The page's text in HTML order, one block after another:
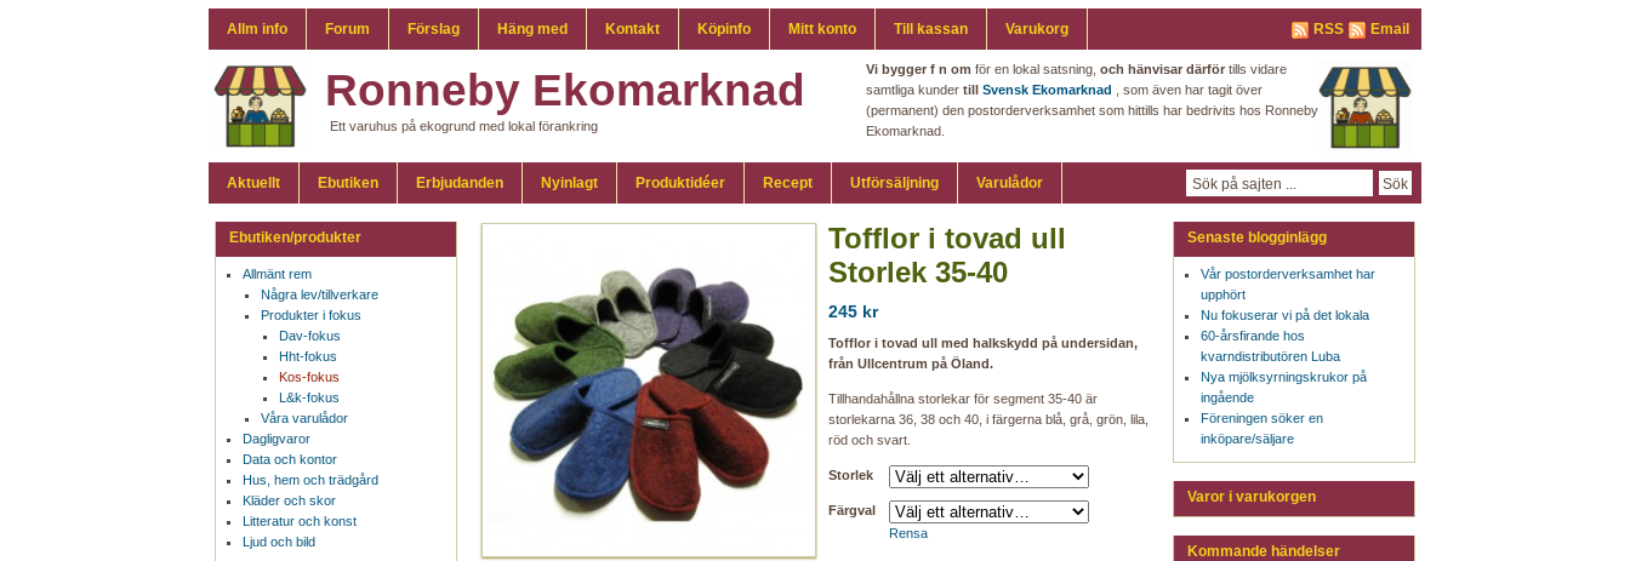
Allm info Forum Förslag Häng med Kontakt Köpinfo Mitt konto Till kassan Varukorg RSS Email
Ronneby Ekomarknad
Ett varuhus på ekogrund med lokal förankring
Vi bygger f n om för en lokal satsning, och hänvisar därför tills vidare
samtliga kunder till Svensk Ekomarknad , som även har tagit över
(permanent) den postorderverksamhet som hittills har bedrivits hos Ronneby
Ekomarknad.
Aktuellt Ebutiken Erbjudanden Nyinlagt Produktidéer Recept Utförsäljning Varulådor
Tofflor i tovad ull
Storlek 35-40
245 kr
Tofflor i tovad ull med halkskydd på undersidan,
från Ullcentrum på Öland.
Tillhandahållna storlekar för segment 35-40 är
storlekarna 36, 38 och 40, i färgerna blå, grå, grön, lila,
röd och svart.
Storlek
Färgval
Rensa
Ebutiken/produkter
Allmänt rem
Några lev/tillverkare
Produkter i fokus
Dav-fokus
Hht-fokus
Kos-fokus
L&k-fokus
Våra varulådor
Dagligvaror
Data och kontor
Hus, hem och trädgård
Kläder och skor
Litteratur och konst
Ljud och bild
Senaste blogginlägg
Vår postorderverksamhet har
upphört
Nu fokuserar vi på det lokala
60-årsfirande hos
kvarndistributören Luba
Nya mjölksyrningskrukor på
ingående
Föreningen söker en
inköpare/säljare
Varor i varukorgen
Kommande händelser